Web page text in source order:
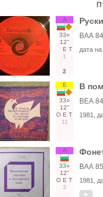
А
33○
12"
Е Т
1
2
ВАА
дата
Е
33○
12"
О Е Т
11
В
ВЕА
1981 ,
А
33○
12"
О Е Т
3
ВАА
1981 ,